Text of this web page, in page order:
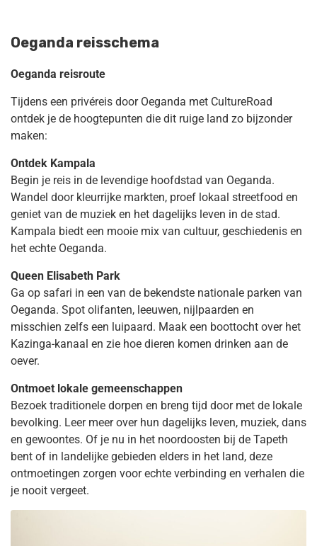
Oeganda reisschema
Oeganda reisroute
Tijdens een privéreis door Oeganda met CultureRoad
ontdek je de hoogtepunten die dit ruige land zo bijzonder
maken:
Ontdek Kampala
Begin je reis in de levendige hoofdstad van Oeganda.
Wandel door kleurrijke markten, proef lokaal streetfood en
geniet van de muziek en het dagelijks leven in de stad.
Kampala biedt een mooie mix van cultuur, geschiedenis en
het echte Oeganda.
Queen Elisabeth Park
Ga op safari in een van de bekendste nationale parken van
Oeganda. Spot olifanten, leeuwen, nijlpaarden en
misschien zelfs een luipaard. Maak een boottocht over het
Kazinga-kanaal en zie hoe dieren komen drinken aan de
oever.
Ontmoet lokale gemeenschappen
Bezoek traditionele dorpen en breng tijd door met de lokale
bevolking. Leer meer over hun dagelijks leven, muziek, dans
en gewoontes. Of je nu in het noordoosten bij de Tapeth
bent of in landelijke gebieden elders in het land, deze
ontmoetingen zorgen voor echte verbinding en verhalen die
je nooit vergeet.